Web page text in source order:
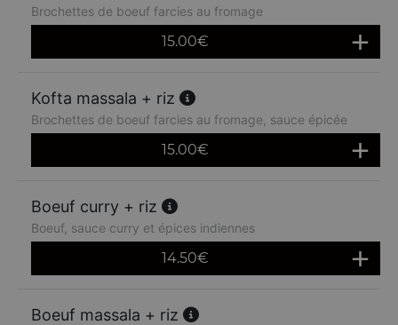
Brochettes de boeuf farcies au fromage
15.00€
Kofta massala + riz
Brochettes de boeuf farcies au fromage, sauce épicée
15.00€
Boeuf curry + riz
Boeuf, sauce curry et épices indiennes
14.50€
Boeuf massala + riz